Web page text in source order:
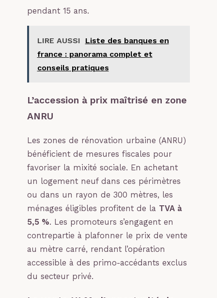
pendant 15 ans.
LIRE AUSSI
Liste des banques en
france : panorama complet et
conseils pratiques
L’accession à prix maîtrisé en zone
ANRU
Les zones de rénovation urbaine (ANRU)
bénéficient de mesures fiscales pour
favoriser la mixité sociale. En achetant
un logement neuf dans ces périmètres
ou dans un rayon de 300 mètres, les
ménages éligibles profitent de la TVA à
5,5 %. Les promoteurs s’engagent en
contrepartie à plafonner le prix de vente
au mètre carré, rendant l’opération
accessible à des primo-accédants exclus
du secteur privé.